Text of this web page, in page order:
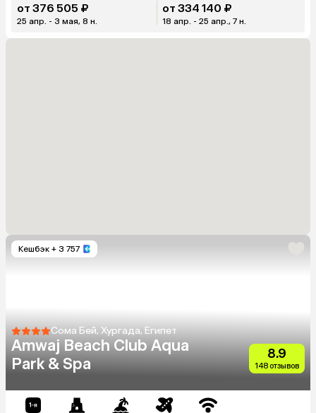
от 376 505 ₽
25 апр. - 3 мая, 8 н.
от 334 140 ₽
18 апр. - 25 апр., 7 н.
Кешбэк + 3 757
Сома Бей, Хургада, Египет
Amwaj Beach Club Aqua
Park & Spa
8.9
148 отзывов